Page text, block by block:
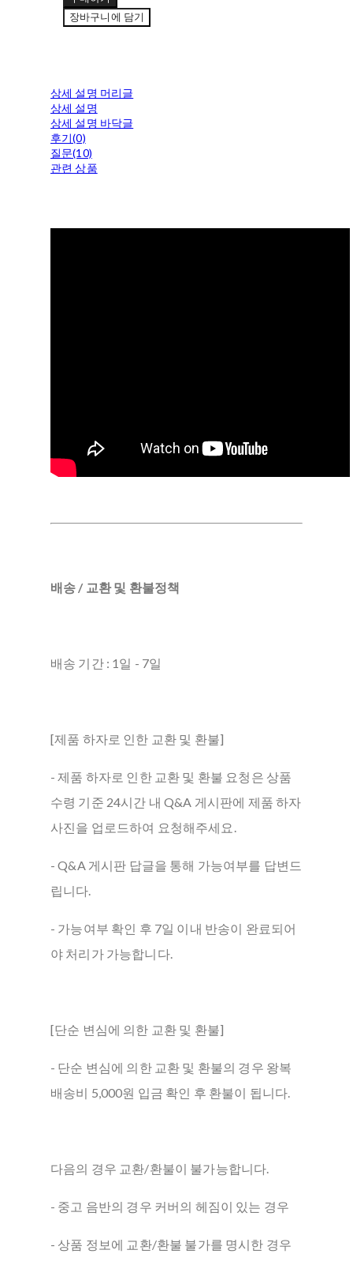
장바구니에 담기
상세 설명 머리글
상세 설명
상세 설명 바닥글
후기(0)
질문(10)
관련 상품
배송 / 교환 및 환불정책
배송 기간 : 1일 - 7일
[제품 하자로 인한 교환 및 환불]
- 제품 하자로 인한 교환 및 환불 요청은 상품
수령 기준 24시간 내 Q&A 게시판에 제품 하자
사진을 업로드하여 요청해주세요.
- Q&A 게시판 답글을 통해 가능여부를 답변드
립니다.
- 가능여부 확인 후 7일 이내 반송이 완료되어
야 처리가 가능합니다.
[단순 변심에 의한 교환 및 환불]
- 단순 변심에 의한 교환 및 환불의 경우 왕복
배송비 5,000원 입금 확인 후 환불이 됩니다.
다음의 경우 교환/환불이 불가능합니다.
- 중고 음반의 경우 커버의 헤짐이 있는 경우
- 상품 정보에 교환/환불 불가를 명시한 경우